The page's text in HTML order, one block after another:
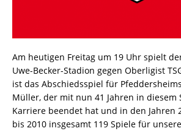
Am heutigen Freitag um 19 Uhr spielt
Uwe-Becker-Stadion gegen Oberligist
ist das Abschiedsspiel für
Müller, der mit nun 41 Jahren in diesem
Karriere beendet hat und in den Jahren
bis 2010 insgesamt 119 Spiele für